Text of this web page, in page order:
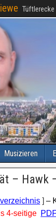
Tüftlerecke
Musizieren
– Hawk
] –
4-seitige